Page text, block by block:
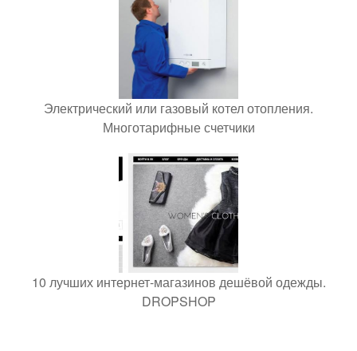
Электрический или газовый котел отопления.
Многотарифные счетчики
10 лучших интернет-магазинов дешёвой одежды.
DROPSHOP